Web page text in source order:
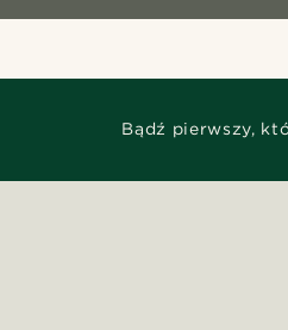
Bądź pierwszy,